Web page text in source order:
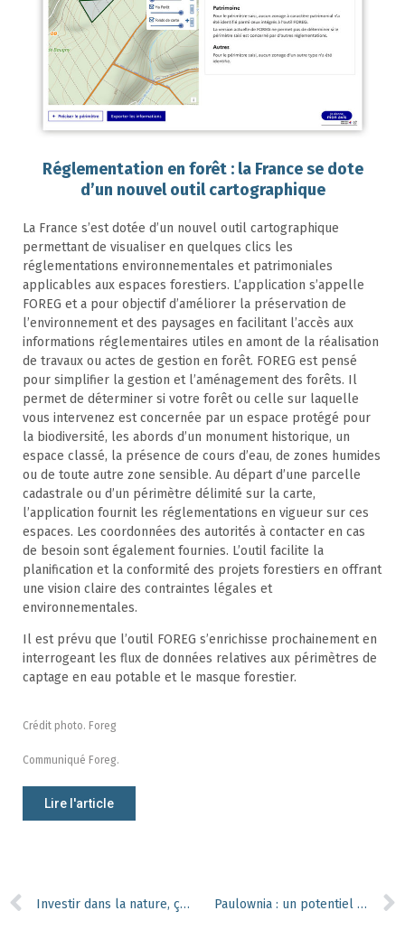
Réglementation en forêt : la France se dote
d’un nouvel outil cartographique
La France s’est dotée d’un nouvel outil cartographique
permettant de visualiser en quelques clics les
réglementations environnementales et patrimoniales
applicables aux espaces forestiers. L’application s’appelle
FOREG et a pour objectif d’améliorer la préservation de
l’environnement et des paysages en facilitant l’accès aux
informations réglementaires utiles en amont de la réalisation
de travaux ou actes de gestion en forêt. FOREG est pensé
pour simplifier la gestion et l’aménagement des forêts. Il
permet de déterminer si votre forêt ou celle sur laquelle
vous intervenez est concernée par un espace protégé pour
la biodiversité, les abords d’un monument historique, un
espace classé, la présence de cours d’eau, de zones humides
ou de toute autre zone sensible. Au départ d’une parcelle
cadastrale ou d’un périmètre délimité sur la carte,
l’application fournit les réglementations en vigueur sur ces
espaces. Les coordonnées des autorités à contacter en cas
de besoin sont également fournies. L’outil facilite la
planification et la conformité des projets forestiers en offrant
une vision claire des contraintes légales et
environnementales.
Il est prévu que l’outil FOREG s’enrichisse prochainement en
interrogeant les flux de données relatives aux périmètres de
captage en eau potable et le masque forestier.
Crédit photo. Foreg
Communiqué Foreg.
Lire l'article
Investir dans la nature, ça rapporte gros ! Paulownia : un potentiel de productivité record mais beaucoup d’incertitudes